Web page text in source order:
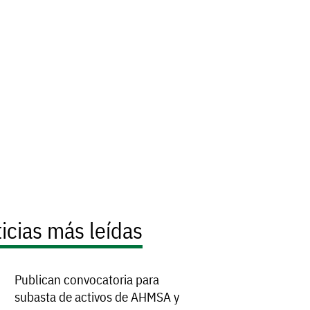
más leídas
Publican convocatoria para
subasta de activos de AHMSA y